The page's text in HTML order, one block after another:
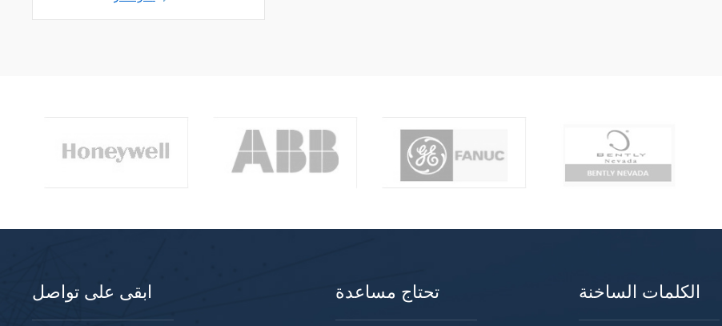
ابقى على تواصل تحتاج مساعدة الكلمات الساخنة